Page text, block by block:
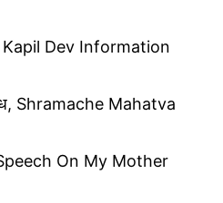
Kapil Dev Information
Shramache Mahatva
Speech On My Mother